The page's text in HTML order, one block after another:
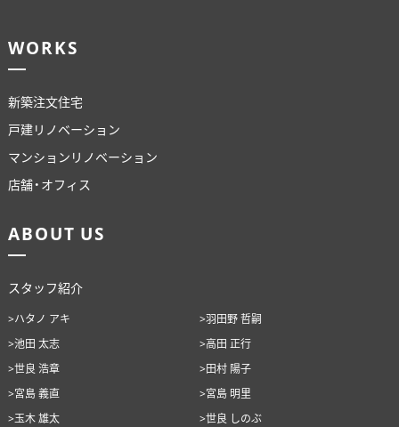
WORKS
新築注文住宅
戸建リノベーション
マンションリノベーション
店舗・オフィス
ABOUT US
スタッフ紹介
>ハタノ アキ
>羽田野 哲嗣
>池田 太志
>高田 正行
>世良 浩章
>田村 陽子
>宮島 義直
>宮島 明里
>玉木 雄太
>世良 しのぶ